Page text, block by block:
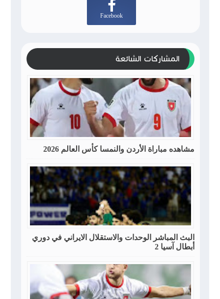
Facebook
المشاركات الشائعة
مشاهده مباراة الأردن والنمسا كأس العالم 2026
البث المباشر الوحدات والاستقلال الايراني في دوري
أبطال آسيا 2